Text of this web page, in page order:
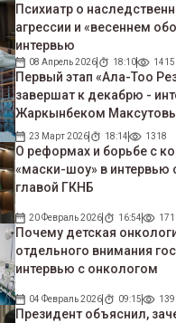
Психиатр о
агрессии и «весеннем
интервью
08 Апрель 2026 18:10 1415
Первый этап «Ала-Тоо
завершат к декабрю -
Жаркынбеком
23 Март 2026 18:14 1318
О реформах и борьбе с
«маски-шоу» в интервью
главой ГКНБ
20 Февраль 2026 16:54
Почему детская
отдельного внимания
интервью с онкологом
04 Февраль 2026 09:15
Президент объяснил,